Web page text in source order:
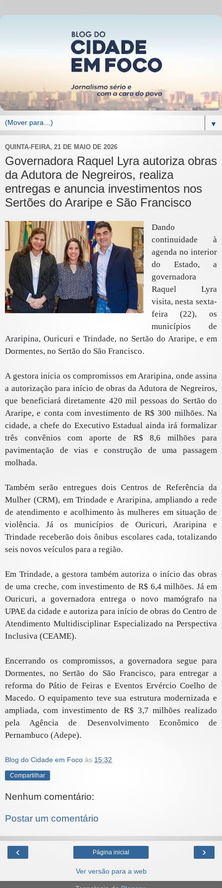
▼
QUINTA-FEIRA, 21 DE MAIO DE 2026
Governadora Raquel Lyra autoriza obras
da Adutora de Negreiros, realiza
entregas e anuncia investimentos nos
Sertões do Araripe e São Francisco
Dando
continuidade à
agenda no interior
do Estado, a
governadora
Raquel Lyra
visita, nesta sexta-
feira (22), os
municípios de
Araripina, Ouricuri e Trindade, no Sertão do Araripe, e em
Dormentes, no Sertão do São Francisco.
A gestora inicia os compromissos em Araripina, onde assina
a autorização para início de obras da Adutora de Negreiros,
que beneficiará diretamente 420 mil pessoas do Sertão do
Araripe, e conta com investimento de R$ 300 milhões. Na
cidade, a chefe do Executivo Estadual ainda irá formalizar
três convênios com aporte de R$ 8,6 milhões para
pavimentação de vias e construção de uma passagem
molhada.
Também serão entregues dois Centros de Referência da
Mulher (CRM), em Trindade e Araripina, ampliando a rede
de atendimento e acolhimento às mulheres em situação de
violência. Já os municípios de Ouricuri, Araripina e
Trindade receberão dois ônibus escolares cada, totalizando
seis novos veículos para a região.
Em Trindade, a gestora também autoriza o início das obras
de uma creche, com investimento de R$ 6,4 milhões. Já em
Ouricuri, a governadora entrega o novo mamógrafo na
UPAE da cidade e autoriza para início de obras do Centro de
Atendimento Multidisciplinar Especializado na Perspectiva
Inclusiva (CEAME).
Encerrando os compromissos, a governadora segue para
Dormentes, no Sertão do São Francisco, para entregar a
reforma do Pátio de Feiras e Eventos Ervércio Coelho de
Macedo. O equipamento teve sua estrutura modernizada e
ampliada, com investimento de R$ 3,7 milhões realizado
pela Agência de Desenvolvimento Econômico de
Pernambuco (Adepe).
Blog do Cidade em Foco às 15:32
Compartilhar
Nenhum comentário:
Postar um comentário
‹ ›
Página inicial
Ver versão para a web